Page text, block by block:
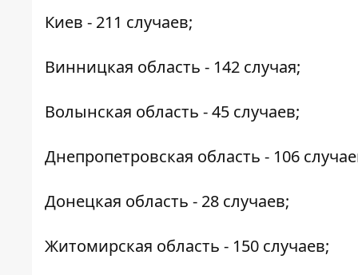
Киев - 211 случаев;
Винницкая область - 142 случая;
Волынская область - 45 случаев;
Днепропетровская область - 106
Донецкая область - 28 случаев;
Житомирская область - 150 случаев;